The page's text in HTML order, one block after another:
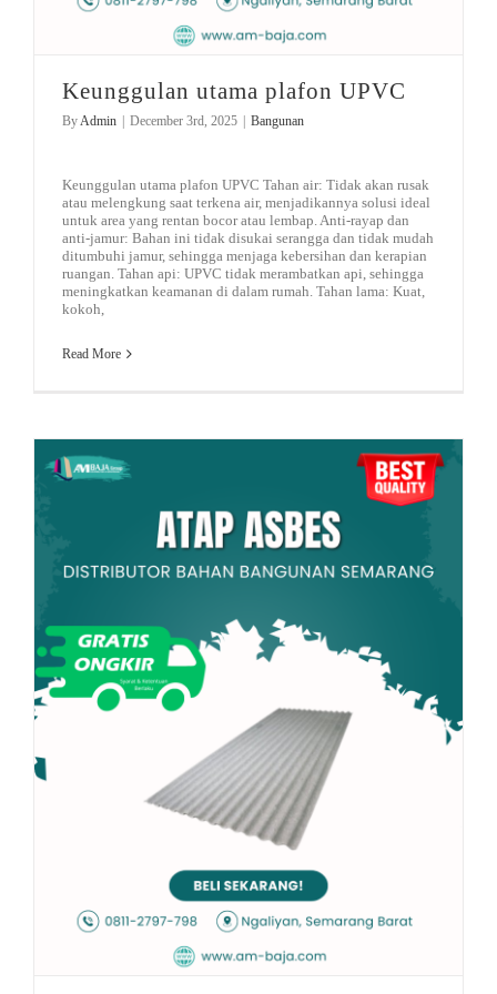
Keunggulan utama plafon UPVC
By Admin | December 3rd, 2025 | Bangunan
Keunggulan utama plafon UPVC Tahan air: Tidak akan rusak
atau melengkung saat terkena air, menjadikannya solusi ideal
untuk area yang rentan bocor atau lembap. Anti-rayap dan
anti-jamur: Bahan ini tidak disukai serangga dan tidak mudah
ditumbuhi jamur, sehingga menjaga kebersihan dan kerapian
ruangan. Tahan api: UPVC tidak merambatkan api, sehingga
meningkatkan keamanan di dalam rumah. Tahan lama: Kuat,
kokoh,
Read More